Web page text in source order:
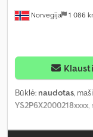
Norvegija 1 086
Klausti
Būklė: naudotas,
YS2P6X2000218xxxx